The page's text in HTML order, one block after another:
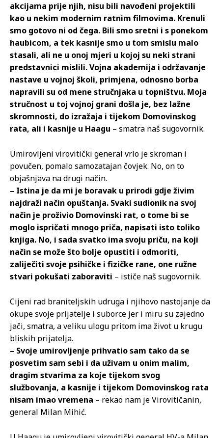
akcijama prije njih, nisu bili navođeni projektili
kao u nekim modernim ratnim filmovima. Krenuli
smo gotovo ni od čega. Bili smo sretni i s ponekom
haubicom, a tek kasnije smo u tom smislu malo
stasali, ali ne u onoj mjeri u kojoj su neki strani
predstavnici mislili. Vojna akademija i održavanje
nastave u vojnoj školi, primjena, odnosno borba
napravili su od mene stručnjaka u topništvu. Moja
stručnost u toj vojnoj grani došla je, bez lažne
skromnosti, do izražaja i tijekom Domovinskog
rata, ali i kasnije u Haagu – smatra naš sugovornik.
Umirovljeni virovitički general vrlo je skroman i
povučen, pomalo samozatajan čovjek. No, on to
objašnjava na drugi način.
– Istina je da mi je boravak u prirodi gdje živim
najdraži način opuštanja. Svaki sudionik na svoj
način je proživio Domovinski rat, o tome bi se
moglo ispričati mnogo priča, napisati isto toliko
knjiga. No, i sada svatko ima svoju priču, na koji
način se može što bolje opustiti i odmoriti,
zaliječiti svoje psihičke i fizičke rane, one ružne
stvari pokušati zaboraviti – ističe naš sugovornik.
Cijeni rad braniteljskih udruga i njihovo nastojanje da
okupe svoje prijatelje i suborce jer i miru su zajedno
jači, smatra, a veliku ulogu pritom ima život u krugu
bliskih prijatelja.
– Svoje umirovljenje prihvatio sam tako da se
posvetim sam sebi i da uživam u onim malim,
dragim stvarima za koje tijekom svog
službovanja, a kasnije i tijekom Domovinskog rata
nisam imao vremena – rekao nam je Virovitičanin,
general Milan Mihić.